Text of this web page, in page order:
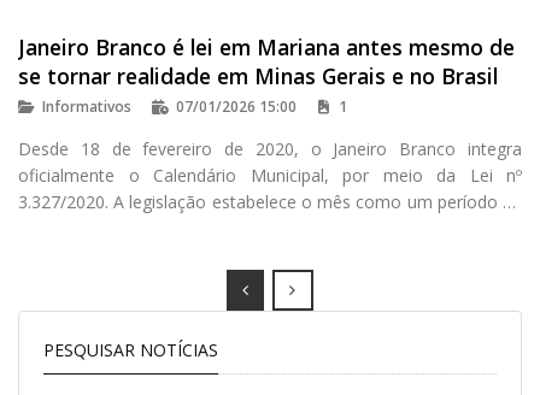
Janeiro Branco é lei em Mariana antes mesmo de
se tornar realidade em Minas Gerais e no Brasil
Informativos 07/01/2026 15:00 1
Desde 18 de fevereiro de 2020, o Janeiro Branco integra
oficialmente o Calendário Municipal, por meio da Lei nº
3.327/2020. A legislação estabelece o mês como um período de
prevenção da depressão e dos transtornos de ansiedade.
Prev Next
PESQUISAR NOTÍCIAS